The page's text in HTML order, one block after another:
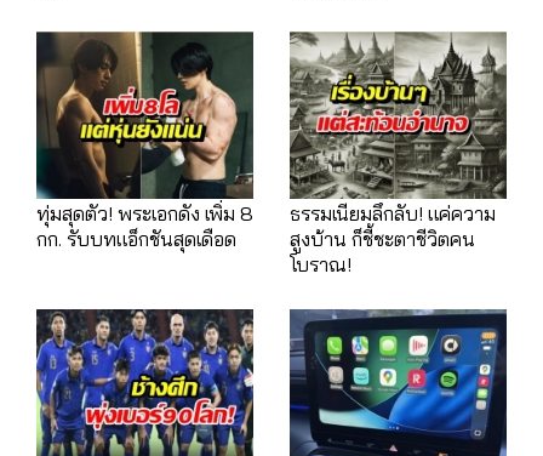
ทุ่มสุดตัว! พระเอกดัง เพิ่ม 8
กก. รับบทแอ็กชันสุดเดือด
ธรรมเนียมลึกลับ! แค่ความ
สูงบ้าน ก็ชี้ชะตาชีวิตคน
โบราณ!